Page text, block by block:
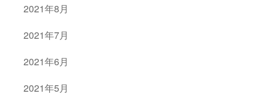
2021年8月
2021年7月
2021年6月
2021年5月